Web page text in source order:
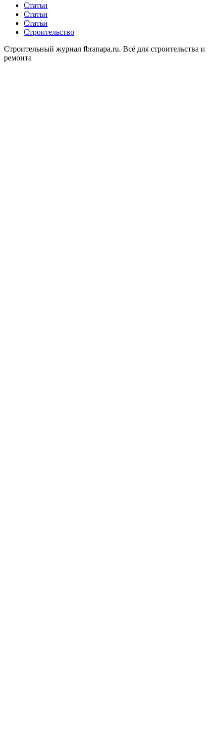
Статьи
Статьи
Статьи
Строительство
Строительный журнал fbranapa.ru. Всё для строительства и
ремонта